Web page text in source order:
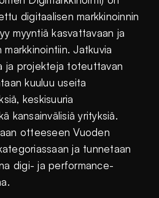
digitaalisen markkinoinnin
myyntiä kasvattavaan ja
Jatkuvia
ja projekteja toteuttavan
kuuluu useita
keskisuuria
kansainvälisiä yrityksiä.
otteeseen Vuoden
ja tunnetaan
digi- ja performance-